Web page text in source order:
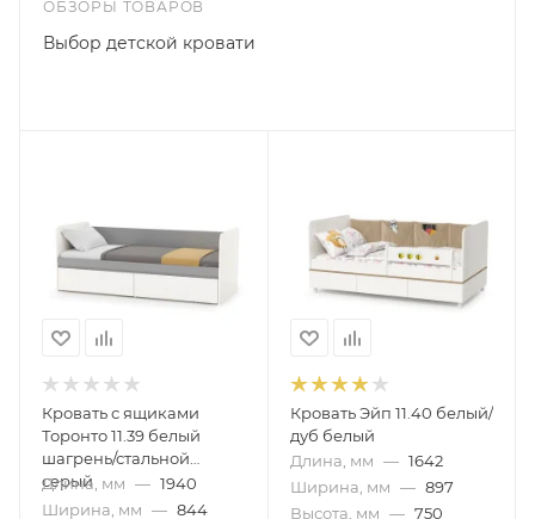
ОБЗОРЫ ТОВАРОВ
Выбор детской кровати
Кровать с ящиками
Торонто 11.39 белый
шагрень/стальной
серый
Длина, мм — 1940
Ширина, мм — 844
Кровать Эйп 11.40 белый/
дуб белый
Длина, мм — 1642
Ширина, мм — 897
Высота, мм — 750